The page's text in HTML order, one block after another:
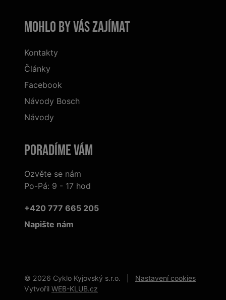
Mohlo by vás zajímat
Kontakty
Články
Facebook
Návody Bosch
Návody
Poradíme Vám
Ozvěte se nám
Po-Pá: 9 - 17 hod
+420 777 665 205
Napište nám
© 2026 Cyklo Kyjovský s.r.o. | Nastavení cookies
Vytvořil WEB-KLUB.cz